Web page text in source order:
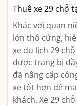
Thuê xe 29 chỗ
Khác với quan
lớn thô cứng,
xe du lịch 29
được trang bị
đã nâng cấp
xe tốt hơn để
khách. Xe 29